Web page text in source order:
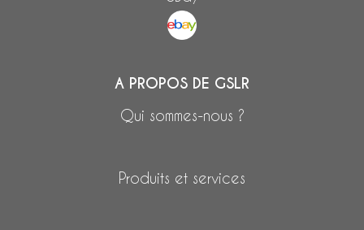
A PROPOS DE GSLR
Qui sommes-nous ?
Produits et services